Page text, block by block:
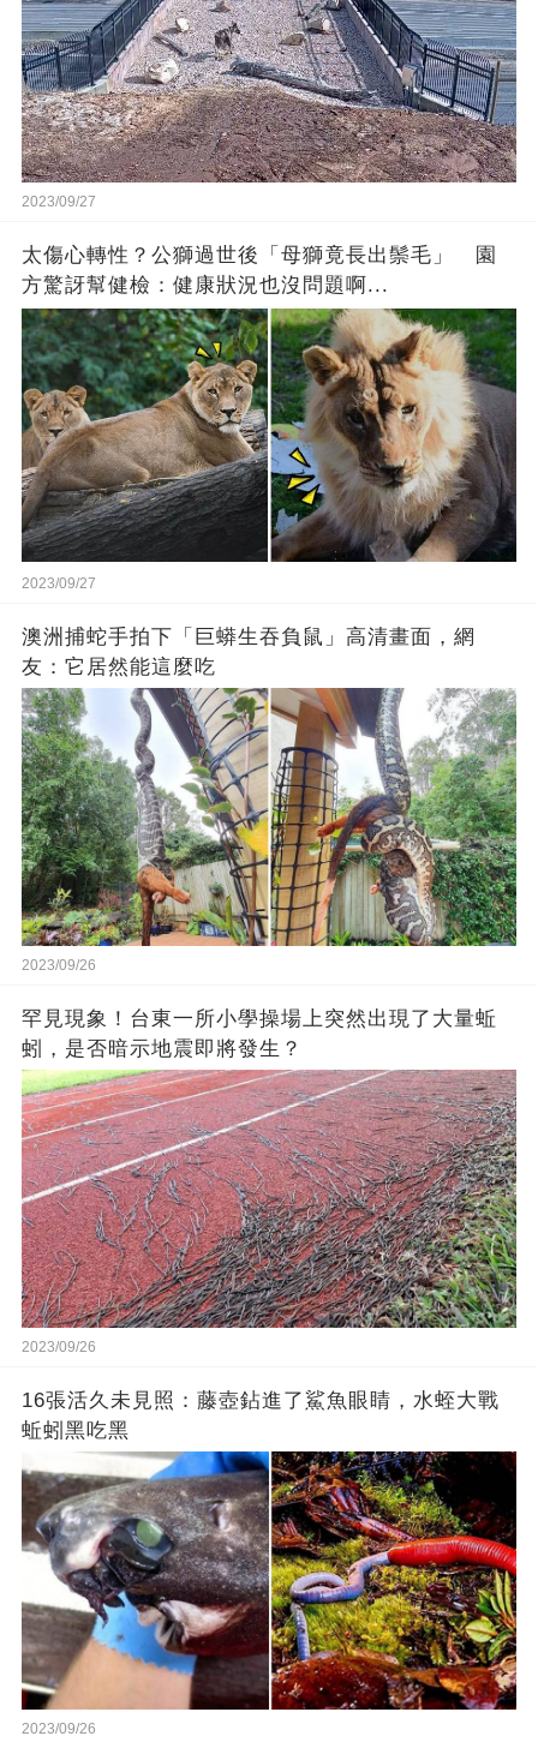
2023/09/27
太傷心轉性？公獅過世後「母獅竟長出鬃毛」 園
方驚訝幫健檢：健康狀況也沒問題啊...
2023/09/27
澳洲捕蛇手拍下「巨蟒生吞負鼠」高清畫面，網
友：它居然能這麼吃
2023/09/26
罕見現象！台東一所小學操場上突然出現了大量蚯
蚓，是否暗示地震即將發生？
2023/09/26
16張活久未見照：藤壺鉆進了鯊魚眼睛，水蛭大戰
蚯蚓黑吃黑
2023/09/26